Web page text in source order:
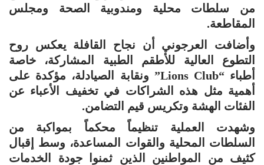
من سلطات محلية ومندوبية الصحة ومجلس
المقاطعة.
وأضافت العرجوني أن نجاح القافلة يعكس روح
التطوع العالية للأطقم الطبية المشاركة، خاصة
أطباء “Lions Club” ونقابة الصيادلة، مؤكدة على
أهمية مثل هذه الشراكات في تخفيف الأعباء عن
الفئات الهشة وتكريس قيم التضامن.
وشهدت العملية تنظيماً محكماً بمواكبة من
السلطات المحلية والقوات المساعدة، وسط إقبال
كثيف من المواطنين الذين ثمنوا جودة الخدمات